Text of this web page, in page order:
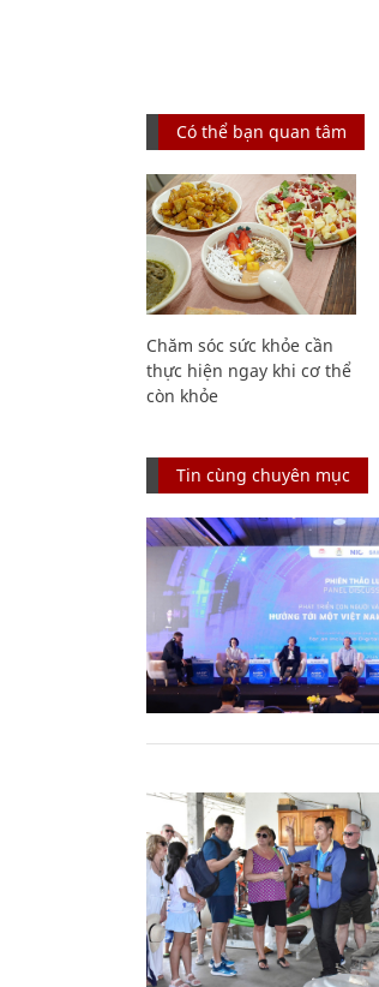
Có thể bạn quan tâm
Chăm sóc sức khỏe cần
thực hiện ngay khi cơ thể
còn khỏe
Tin cùng chuyên mục